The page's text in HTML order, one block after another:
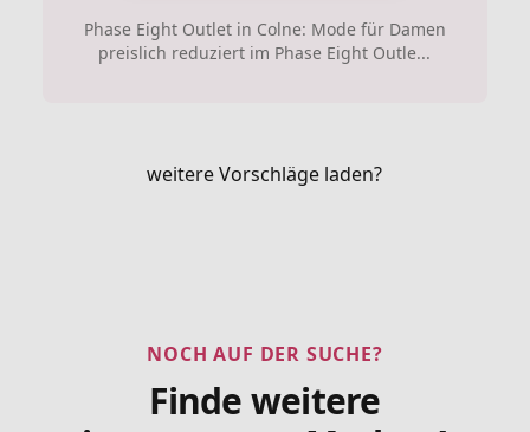
Phase Eight Outlet in Colne: Mode für Damen
preislich reduziert im Phase Eight Outle...
weitere Vorschläge laden?
NOCH AUF DER SUCHE?
Finde weitere